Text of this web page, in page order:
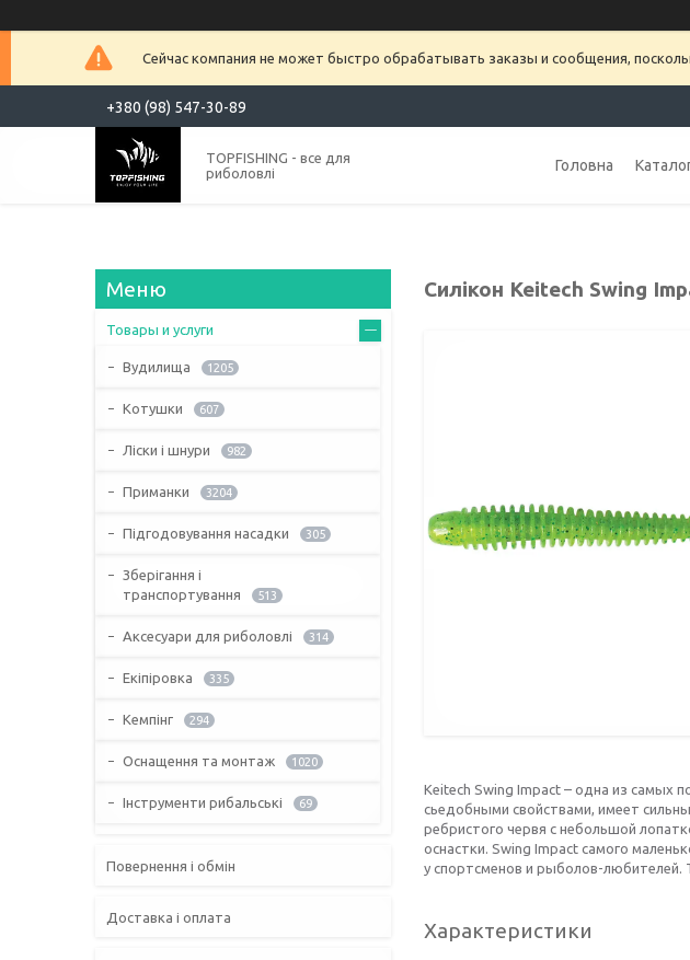
Сейчас компания не может быстро обрабатывать заказы и сообщения,
+380 (98) 547-30-89
TOPFISHING - все для
риболовлі
Головна
Силікон Keitech Swing
Keitech Swing Impact – одна из самых
сьедобными свойствами, имеет
ребристого червя с небольшой
оснастки. Swing Impact самого
у спортсменов и рыболов-любителей.
Характеристики
Товары и услуги
Вудилища 1205
Котушки 607
Ліски і шнури 982
Приманки 3204
Підгодовування насадки 305
Зберігання і
транспортування
513
Аксесуари для риболовлі 314
Екіпіровка 335
Кемпінг 294
Оснащення та монтаж 1020
Інструменти рибальські 69
Повернення і обмін
Доставка і оплата